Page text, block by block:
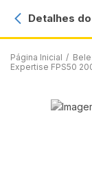
Página Inicial /
Expertise FPS50
Detalhes